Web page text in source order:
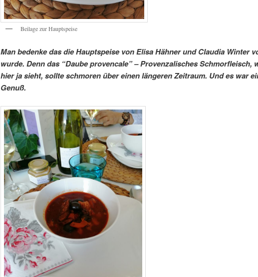
Beilage zur Hauptspeise
Man bedenke das die Hauptspeise von Elisa Hähner und Claudia Winter
wurde. Denn das “Daube provencale” – Provenzalisches Schmorfleisch,
hier ja sieht, sollte schmoren über einen längeren Zeitraum. Und es war
Genuß.